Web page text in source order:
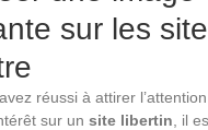
sur les
réussi à attirer
sur un site libertin , il